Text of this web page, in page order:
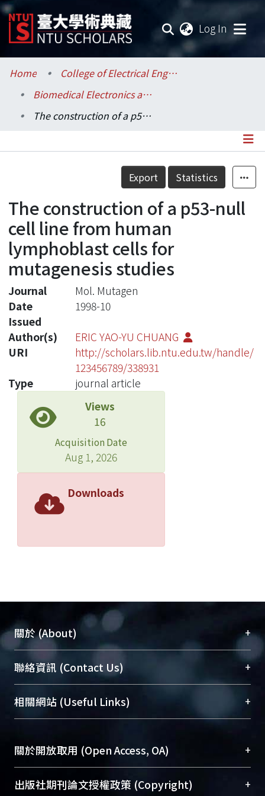
Log In
Communities & Collections
Research Outputs
Statistics
Home
College of Electrical Engineering and Computer Science / 電機資訊學院
Biomedical Electronics and Bioinformatics / 生醫電子與資訊學研究所
The construction of a p53-null cell line from human lymphoblast cells for mutagenesis studies
Details
Export Statistics
The construction of a p53-null
cell line from human
lymphoblast cells for
mutagenesis studies
Journal
Mol. Mutagen
Date
Issued
1998-10
Author(s)
ERIC YAO-YU CHUANG
URI
http://scholars.lib.ntu.edu.tw/handle/
123456789/338931
Type
journal article
Views
16
Acquisition Date
Aug 1, 2026
Downloads
關於 (About) +
臺大位居世界頂尖大學之列，為永久珍藏及向國際
展現本校豐碩的研究成果及學術能量，圖書館整合
機構典藏（NTUR）與學術庫（AH）不同功能平
台，成為臺大學術典藏NTU scholars。期能整合研
究能量、促進交流合作、保存學術產出、推廣研究
成果。
To permanently archive and promote researcher
profiles and scholarly works, Library integrates the
聯絡資訊 (Contact Us) +
總館學科館員(Main Library)
醫學圖書館學科館員(Medical Library)
Sciences Library)
相關網站 (Useful Links) +
關於開放取用 (Open Access, OA) +
開放取用是從使用者角度提升資訊取用性的社會運
出版社期刊論文授權政策 (Copyright) +